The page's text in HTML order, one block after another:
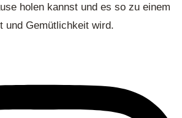
holen kannst und es so zu einem
und Gemütlichkeit wird.